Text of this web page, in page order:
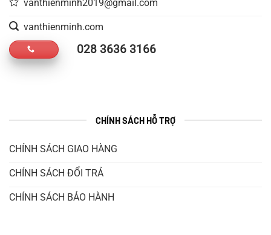
vanthienminh2019@gmail.com
vanthienminh.com
028 3636 3166
CHÍNH SÁCH HỖ TRỢ
CHÍNH SÁCH GIAO HÀNG
CHÍNH SÁCH ĐỔI TRẢ
CHÍNH SÁCH BẢO HÀNH